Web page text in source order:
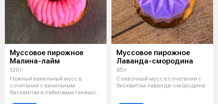
Муссовое пирожное
Малина-лайм
120 г
Нежный ванильный мусс в
сочетании с ванильным
бисквитом и лаймовым ганашом
Муссовое пирожное
Лаванда-смородина
95 г
Сливочный мусс в сочетании с
бисквитом лаванда-смородина